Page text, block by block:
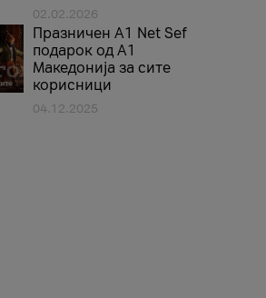
02.02.2026
Празничен A1 Net Sеf
подарок од А1
Македонија за сите
корисници
04.12.2025